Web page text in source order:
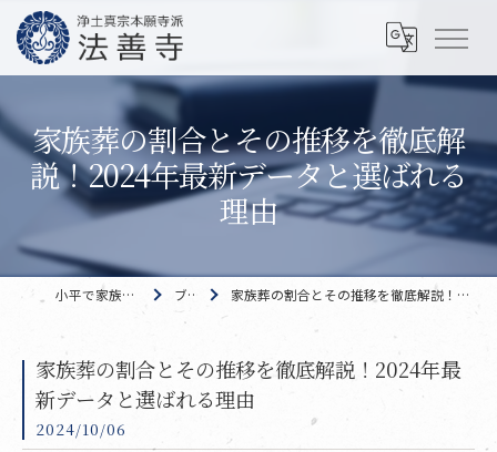
家族葬の割合とその推移を徹底解
説！2024年最新データと選ばれる
理由
小平で家族葬なら 法善寺 ブログ 家族葬の割合とその推移を徹底解説！2024年最新データと選ばれる理由
家族葬の割合とその推移を徹底解説！2024年最
新データと選ばれる理由
2024/10/06